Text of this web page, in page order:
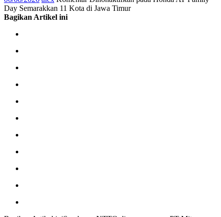
Day Semarakkan 11 Kota di Jawa Timur
Bagikan Artikel ini